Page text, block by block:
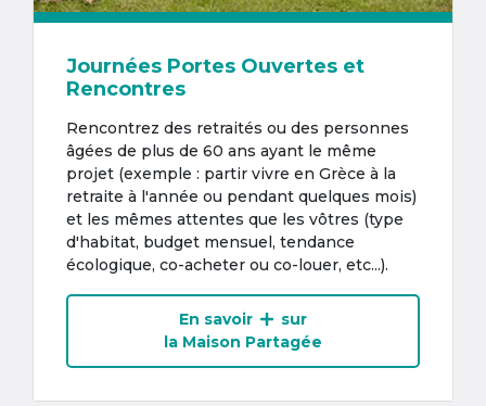
Journées Portes Ouvertes et
Rencontres
Rencontrez des retraités ou des personnes
âgées de plus de 60 ans ayant le même
projet (exemple : partir vivre en Grèce à la
retraite à l'année ou pendant quelques mois)
et les mêmes attentes que les vôtres (type
d'habitat, budget mensuel, tendance
écologique, co-acheter ou co-louer, etc...).
En savoir
sur
la Maison Partagée